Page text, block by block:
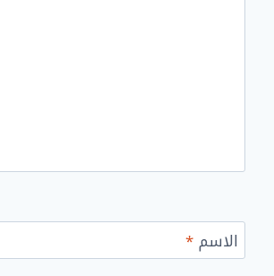
الاسم*